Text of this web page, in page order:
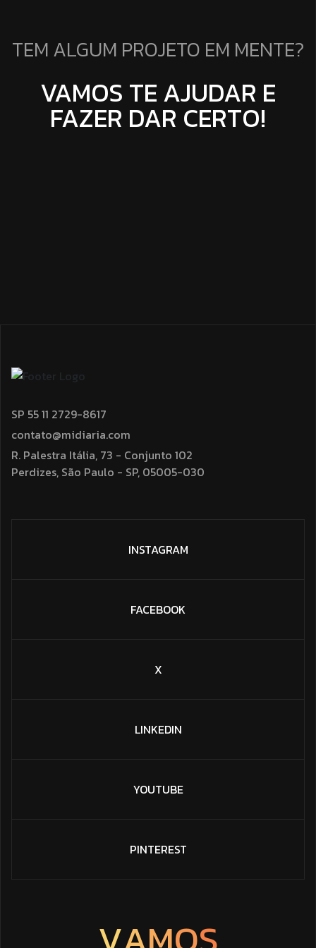
TEM ALGUM PROJETO EM MENTE?
VAMOS TE AJUDAR E
FAZER DAR CERTO!
SP 55 11 2729-8617
contato@midiaria.com
R. Palestra Itália, 73 - Conjunto 102
Perdizes, São Paulo - SP, 05005-030
INSTAGRAM
FACEBOOK
X
LINKEDIN
YOUTUBE
PINTEREST